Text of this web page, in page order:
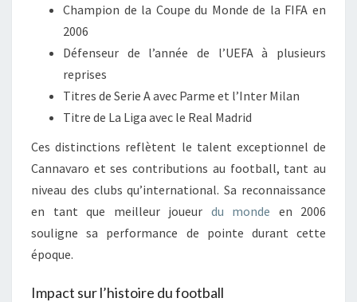
Champion de la Coupe du Monde de la FIFA en
2006
Défenseur de l’année de l’UEFA à plusieurs
reprises
Titres de Serie A avec Parme et l’Inter Milan
Titre de La Liga avec le Real Madrid
Ces distinctions reflètent le talent exceptionnel de
Cannavaro et ses contributions au football, tant au
niveau des clubs qu’international. Sa reconnaissance
en tant que meilleur joueur du monde en 2006
souligne sa performance de pointe durant cette
époque.
Impact sur l’histoire du football